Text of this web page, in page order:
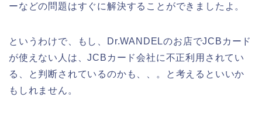
ーなどの問題はすぐに解決することができましたよ。
というわけで、もし、Dr.WANDELのお店でJCBカード
が使えない人は、JCBカード会社に不正利用されてい
る、と判断されているのかも、、。と考えるといいか
もしれません。